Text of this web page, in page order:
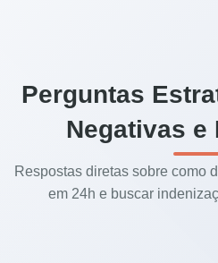
Perguntas
Negativas e
Respostas diretas sobre como
em 24h e buscar